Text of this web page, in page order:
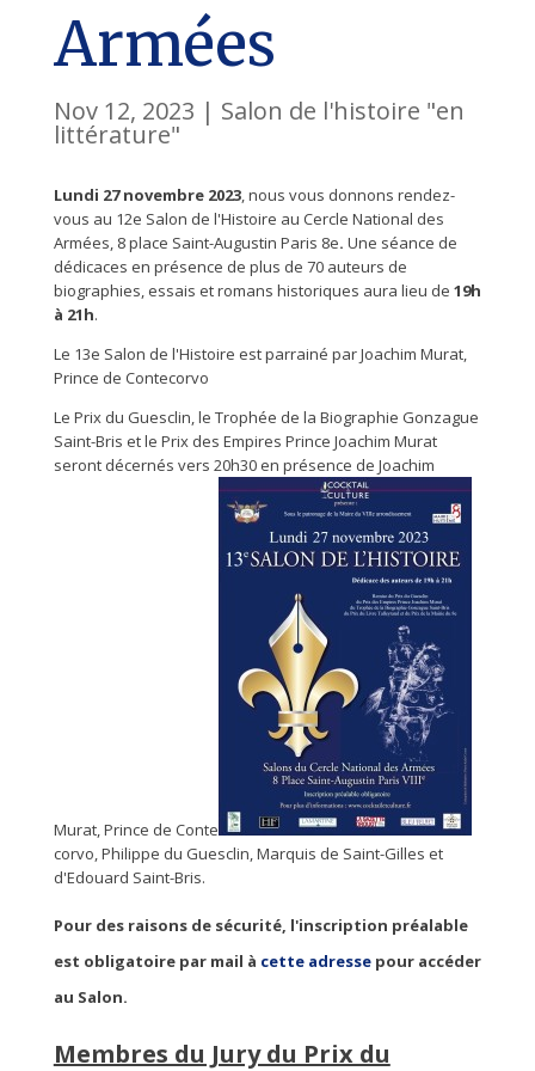
Armées
Nov 12, 2023 | Salon de l'histoire "en
littérature"
Lundi 27 novembre 2023, nous vous donnons rendez-
vous au 12e Salon de l'Histoire au Cercle National des
Armées, 8 place Saint-Augustin Paris 8e. Une séance de
dédicaces en présence de plus de 70 auteurs de
biographies, essais et romans historiques aura lieu de 19h
à 21h.
Le 13e Salon de l'Histoire est parrainé par Joachim Murat,
Prince de Contecorvo
Le Prix du Guesclin,le Trophée de la Biographie Gonzague
Saint-Bris et le Prix des Empires Prince Joachim Murat
seront décernés vers 20h30 en présence de Joachim
Murat, Prince de Conte
corvo, Philippe du Guesclin, Marquis de Saint-Gilles et
d'Edouard Saint-Bris.
Pour des raisons de sécurité, l'inscription préalable
est obligatoire par mail à cette adressepour accéder
au Salon.
Membres du Jury du Prix du